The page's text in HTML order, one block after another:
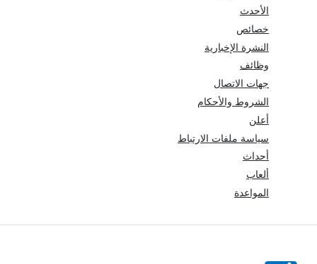
الأحدث
خصائص
النشرة الإخبارية
وظائف
جهات الاتصال
الشروط والأحكام
أعلن
سياسة ملفات الارتباط
أحداث
ألعاب
المواعدة